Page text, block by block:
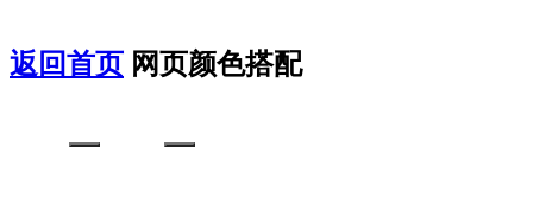
返回首页 网页颜色搭配